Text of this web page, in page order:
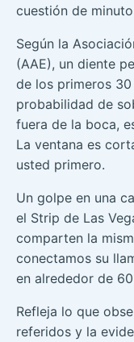
cuestión de
Según la
(AAE), un diente
de los primeros
probabilidad de
fuera de la boca,
La ventana es
usted primero.
Un golpe en una
el Strip de Las
comparten la
conectamos su
en alrededor de
Refleja lo que
referidos y la